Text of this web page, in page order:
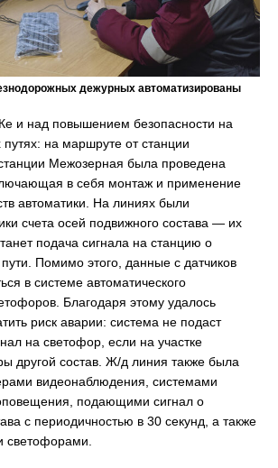
дежурных автоматизированы
и над повышением безопасности на
на маршруте от станции
Межозерная была проведена
в себя монтаж и применение
автоматики. На линиях были
счета осей подвижного состава — их
подача сигнала на станцию о
пути. Помимо этого, данные с датчиков
в системе автоматического
Благодаря этому удалось
риск аварии: система не подаст
на светофор, если на участке
другой состав. Ж/д линия также была
видеонаблюдения, системами
подающими сигнал о
с периодичностью в 30 секунд, а также
светофорами.